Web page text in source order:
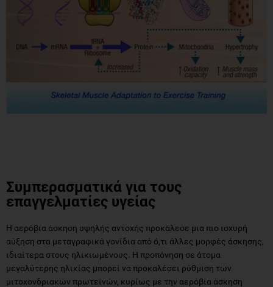
Συμπερασματικά για τους
επαγγελματίες υγείας
Η αερόβια άσκηση υψηλής αντοχής προκάλεσε μια πιο ισχυρή
αύξηση στα μεταγραφικά γονίδια από ό,τι άλλες μορφές άσκησης,
ιδιαίτερα στους ηλικιωμένους. Η προπόνηση σε άτομα
μεγαλύτερης ηλικίας μπορεί να προκαλέσει ρύθμιση των
μιτοχονδριακών πρωτεϊνών, κυρίως με την αερόβια άσκηση